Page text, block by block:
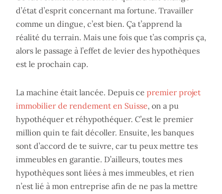
d’état d’esprit concernant ma fortune. Travailler
comme un dingue, c’est bien. Ça t’apprend la
réalité du terrain. Mais une fois que t’as compris ça,
alors le passage à l’effet de levier des hypothèques
est le prochain cap.
La machine était lancée. Depuis ce premier projet
immobilier de rendement en Suisse, on a pu
hypothéquer et réhypothéquer. C’est le premier
million quin te fait décoller. Ensuite, les banques
sont d’accord de te suivre, car tu peux mettre tes
immeubles en garantie. D’ailleurs, toutes mes
hypothèques sont liées à mes immeubles, et rien
n’est lié à mon entreprise afin de ne pas la mettre